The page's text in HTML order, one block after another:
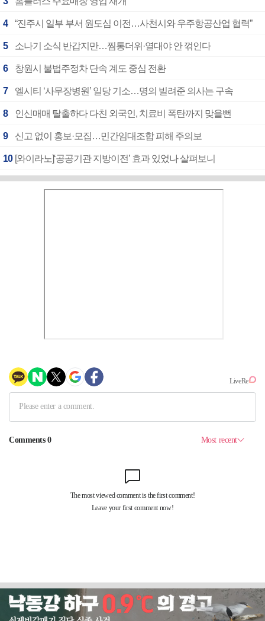
4 “진주시 일부 부서 원도심 이전…사천시와 우주항공산업 협력”
5 소나기 소식 반갑지만…찜통더위·열대야 안 꺾인다
6 창원시 불법주정차 단속 계도 중심 전환
7 엘시티 ‘사무장병원’ 일당 기소…명의 빌려준 의사는 구속
8 인신매매 탈출하다 다친 외국인, 치료비 폭탄까지 맞을뻔
9 신고 없이 홍보·모집…민간임대조합 피해 주의보
10 [와이라노]‘공공기관 지방이전’ 효과 있었나 살펴보니